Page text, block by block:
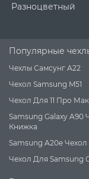
Разноцветный
Популярные
Чехлы Самсунг А22
Чехол Samsung M51
Чехол Для 11 Про
Samsung Galaxy A90
Книжка
Samsung A20e Чехол
Чехол Для Samsung